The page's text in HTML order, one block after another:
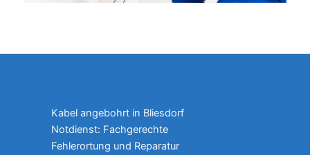
Kabel angebohrt in Bliesdorf
Notdienst: Fachgerechte
Fehlerortung und Reparatur